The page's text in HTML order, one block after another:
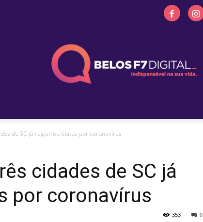
de SC já registrou óbitos por coronavírus
cidades de SC já
por coronavírus
0
353